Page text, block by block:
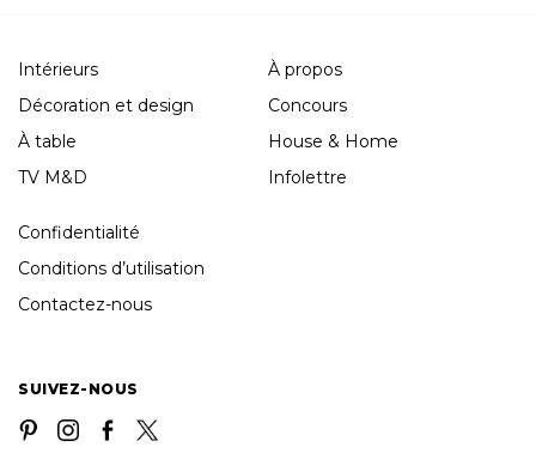
Intérieurs
Décoration et design
À table
TV M&D
À propos
Concours
House & Home
Infolettre
Confidentialité
Conditions d’utilisation
Contactez-nous
SUIVEZ-NOUS